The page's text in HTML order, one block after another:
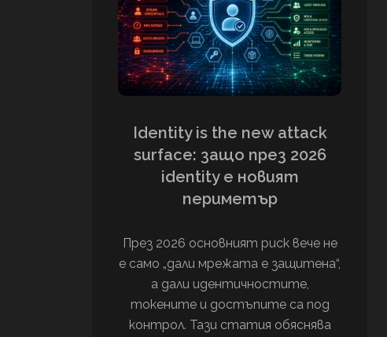
Identity is the new attack
surface: защо през 2026
identity е новият
периметър
През 2026 основният риск вече не
е само „дали мрежата е защитена“,
а дали идентичностите,
токените и достъпите са под
контрол. Тази статия обяснява